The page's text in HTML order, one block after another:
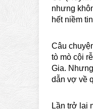
nhưng
hết niềm
Câu
tò mò cội
Gia.
dẫn vợ về
Lần trở lại